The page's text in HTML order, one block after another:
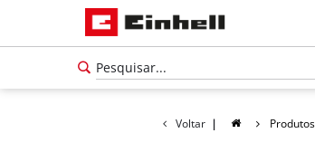
Voltar | Produtos